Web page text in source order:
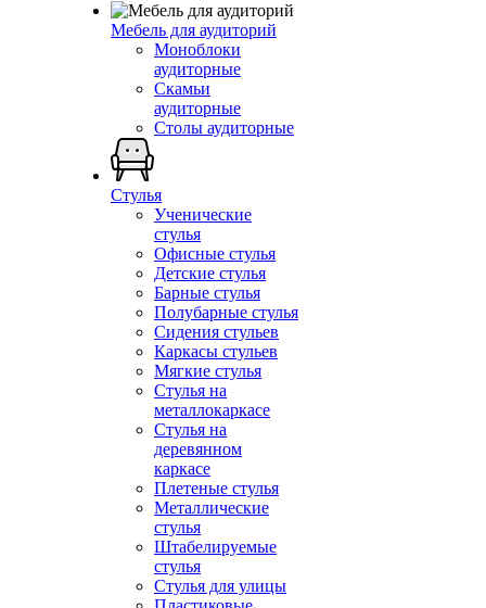
Мебель для аудиторий
Моноблоки
аудиторные
Скамьи
аудиторные
Столы аудиторные
Стулья
Ученические
стулья
Офисные стулья
Детские стулья
Барные стулья
Полубарные стулья
Сидения стульев
Каркасы стульев
Мягкие стулья
Стулья на
металлокаркасе
Стулья на
деревянном
каркасе
Плетеные стулья
Металлические
стулья
Штабелируемые
стулья
Стулья для улицы